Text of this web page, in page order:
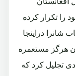
را تکرار کرده
شانرا دراینجا
هرگز مستعمره
تجلیل کرد که